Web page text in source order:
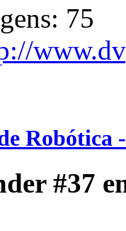
75
Robótica
#37